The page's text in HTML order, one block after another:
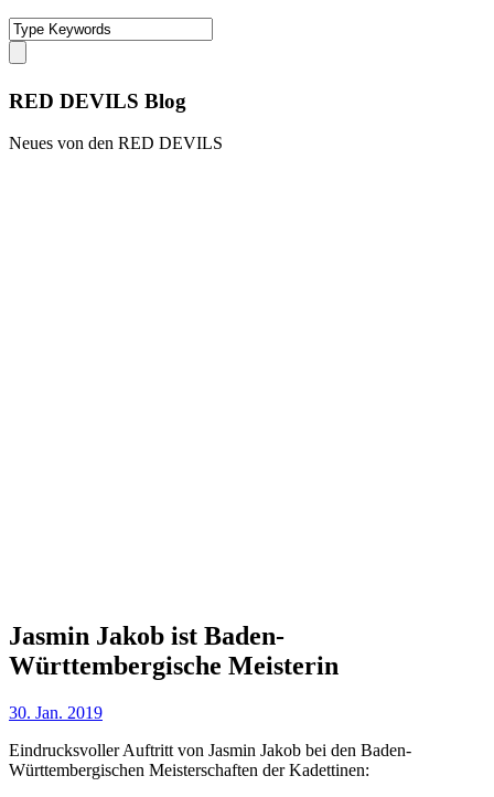
RED DEVILS Blog
Neues von den RED DEVILS
Jasmin Jakob ist Baden-
Württembergische Meisterin
30. Jan. 2019
Eindrucksvoller Auftritt von Jasmin Jakob bei den Baden-
Württembergischen Meisterschaften der Kadettinen: